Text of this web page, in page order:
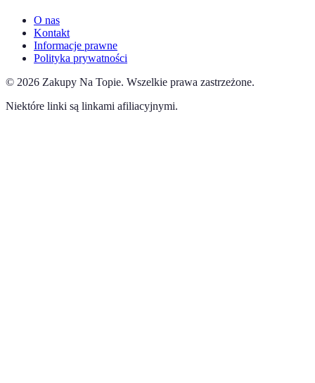
O nas
Kontakt
Informacje prawne
Polityka prywatności
© 2026 Zakupy Na Topie. Wszelkie prawa zastrzeżone.
Niektóre linki są linkami afiliacyjnymi.